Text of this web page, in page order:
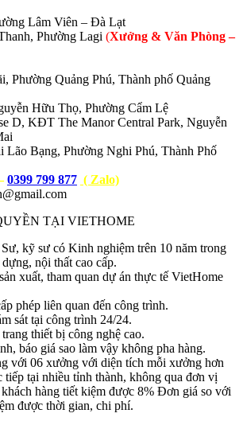
Lâm Viên – Đà Lạt
Phường Lagi (Xưởng & Văn Phòng –
Phường Quảng Phú, Thành phố Quảng
Hữu Thọ, Phường Cẩm Lệ
D, KĐT The Manor Central Park, Nguyễn
Lão Bạng, Phường Nghi Phú, Thành Phố
0399 799 877 ( Zalo)
TẠI VIETHOME
kỹ sư có Kinh nghiệm trên 10 năm trong
nội thất cao cấp.
xuất, tham quan dự án thực tế VietHome
phép liên quan đến công trình.
sát tại công trình 24/24.
thiết bị công nghệ cao.
báo giá sao làm vậy không pha hàng.
với 06 xưởng với diện tích mỗi xưởng hơn
tiếp tại nhiều tỉnh thành, không qua đơn vị
hàng tiết kiệm được 8% Đơn giá so với
được thời gian, chi phí.